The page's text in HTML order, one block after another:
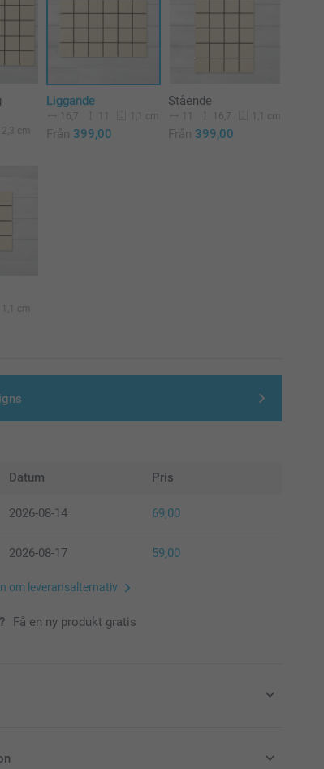
2,3 cm
Liggande
16,7 1,1 cm
Från 399,00
Stående
16,7 1,1 cm
Från 399,00
1,1 cm
Datum Pris
2026-08-14 69,00
2026-08-17 59,00
om leveransalternativ
Få en ny produkt gratis
dagar